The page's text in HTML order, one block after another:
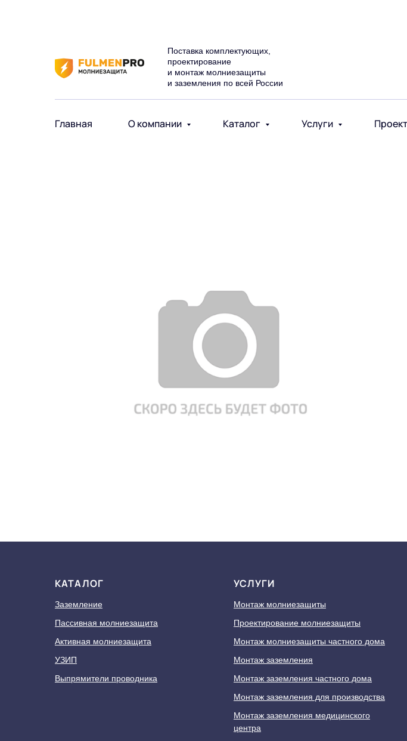
Поставка комплектующих,
проектирование
и монтаж молниезащиты
и заземления по всей России
Главная О компании Каталог Услуги
КАТАЛОГ
Заземление
Пассивная молниезащита
Активная молниезащита
УЗИП
Выпрямители проводника
УСЛУГИ
Монтаж молниезащиты
Проектирование молниезащиты
Монтаж молниезащиты частного дома
Монтаж заземления
Монтаж заземления частного дома
Монтаж заземления для производства
Монтаж заземления медицинского
центра